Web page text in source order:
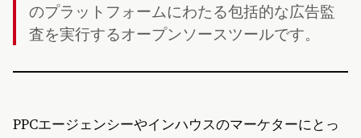
のプラットフォームにわたる包括的な広告監
査を実行するオープンソースツールです。
PPCエージェンシーやインハウスのマーケターにとっ